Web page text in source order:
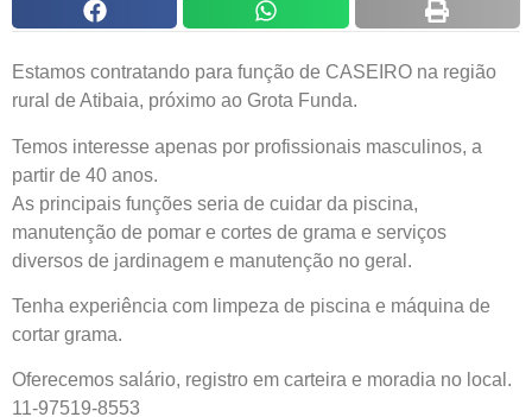
Estamos contratando para função de CASEIRO na região
rural de Atibaia, próximo ao Grota Funda.
Temos interesse apenas por profissionais masculinos, a
partir de 40 anos.
As principais funções seria de cuidar da piscina,
manutenção de pomar e cortes de grama e serviços
diversos de jardinagem e manutenção no geral.
Tenha experiência com limpeza de piscina e máquina de
cortar grama.
Oferecemos salário, registro em carteira e moradia no local.
11-97519-8553